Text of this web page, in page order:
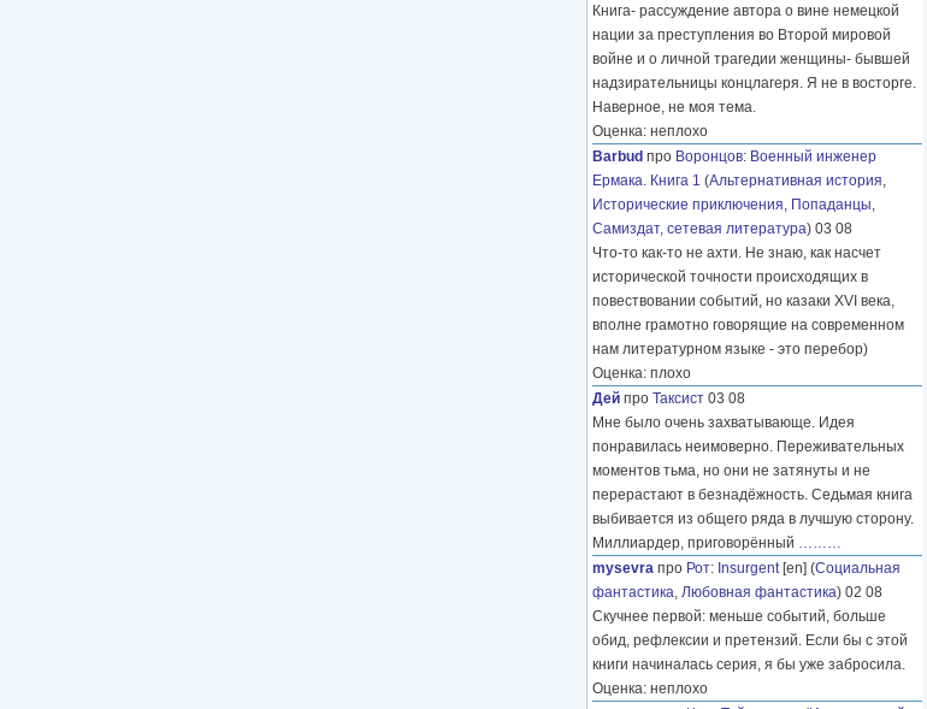
Книга- рассуждение автора о вине немецкой
нации за преступления во Второй мировой
войне и о личной трагедии женщины- бывшей
надзирательницы концлагеря. Я не в восторге.
Наверное, не моя тема.
Оценка: неплохо
Barbud про Воронцов: Военный инженер
Ермака. Книга 1 (Альтернативная история,
Исторические приключения, Попаданцы,
Самиздат, сетевая литература) 03 08
Что-то как-то не ахти. Не знаю, как насчет
исторической точности происходящих в
повествовании событий, но казаки XVI века,
вполне грамотно говорящие на современном
нам литературном языке - это перебор)
Оценка: плохо
Дей про Таксист 03 08
Мне было очень захватывающе. Идея
понравилась неимоверно. Переживательных
моментов тьма, но они не затянуты и не
перерастают в безнадёжность. Седьмая книга
выбивается из общего ряда в лучшую сторону.
Миллиардер, приговорённый ………
mysevra про Рот: Insurgent[en] (Социальная
фантастика, Любовная фантастика) 02 08
Скучнее первой: меньше событий, больше
обид, рефлексии и претензий. Если бы с этой
книги начиналась серия, я бы уже забросила.
Оценка: неплохо